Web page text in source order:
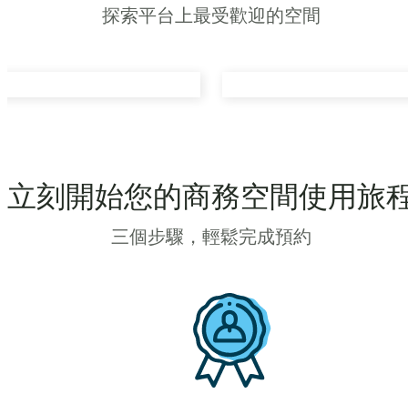
探索平台上最受歡迎的空間
立刻開始您的商務空間使用旅
三個步驟，輕鬆完成預約